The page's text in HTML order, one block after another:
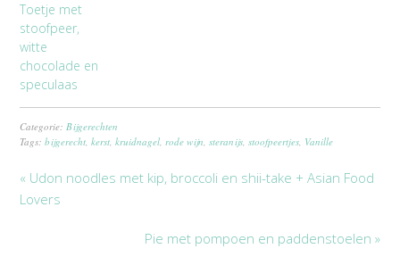
Toetje met
stoofpeer,
witte
chocolade en
speculaas
Categorie:Bijgerechten
Tags:bijgerecht,kerst,kruidnagel,rode wijn,steranijs,stoofpeertjes, Vanille
« Udon noodles met kip, broccoli en shii-take + Asian Food
Lovers
Pie met pompoen en paddenstoelen »